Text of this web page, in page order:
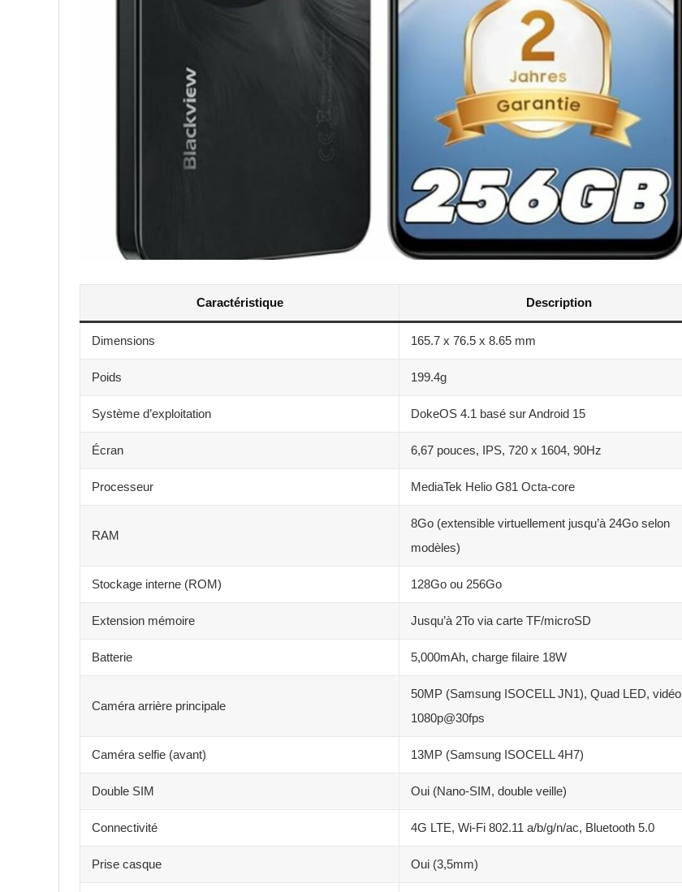
Caractéristique Description
Dimensions 165.7 x 76.5 x 8.65 mm
Poids 199.4g
Système d’exploitation DokeOS 4.1 basé sur Android 15
Écran 6,67 pouces, IPS, 720 x 1604, 90Hz
Processeur MediaTek Helio G81 Octa-core
RAM
8Go (extensible virtuellement jusqu’à 24Go selon
modèles)
Stockage interne (ROM) 128Go ou 256Go
Extension mémoire Jusqu’à 2To via carte TF/microSD
Batterie 5,000mAh, charge filaire 18W
Caméra arrière principale
50MP (Samsung ISOCELL JN1), Quad LED, vidéo
1080p@30fps
Caméra selfie (avant) 13MP (Samsung ISOCELL 4H7)
Double SIM Oui (Nano-SIM, double veille)
Connectivité 4G LTE, Wi-Fi 802.11 a/b/g/n/ac, Bluetooth 5.0
Prise casque Oui (3,5mm)